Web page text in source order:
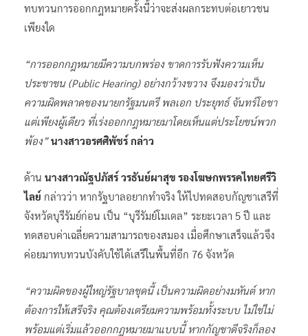
ทบทวนการออกกฎหมายครั้งนี้ว่าจะส่งผลกระทบต่อเยาวชน
เพียงใด
“การออกกฎหมายมีความบกพร่อง ขาดการรับฟังความเห็น
ประชาชน (Public Hearing) อย่างกว้างขวาง จึงมองว่าเป็น
ความผิดพลาดของนายกรัฐมนตรี พลเอก ประยุทธ์ จันทร์โอชา
แต่เพียงผู้เดียว ที่เร่งออกกฎหมายมาโดยเห็นแต่ประโยชน์พวก
พ้อง” นางสาวอรศศิพัชร์ กล่าว
ด้าน นางสาวณัฐปภัสร์ วรธันย์ผาสุข รองโฆษกพรรคไทยศรีวิ
ไลย์ กล่าวว่า หากรัฐบาลอยากทำจริง ให้ไปทดสอบกัญชาเสรีที่
จังหวัดบุรีรัมย์ก่อน เป็น “บุรีรัมย์โมเดล” ระยะเวลา 5 ปี และ
ทดสอบค่าเฉลี่ยความสามารถของสมอง เมื่อศึกษาเสร็จแล้วจึง
ค่อยมาทบทวนบังคับใช้ได้เสรีในพื้นที่อีก 76 จังหวัด
“ความผิดของผู้ใหญ่รัฐบาลชุดนี้ เป็นความผิดอย่างมหันต์ หาก
ต้องการให้เสรีจริง คุณต้องเตรียมความพร้อมทั้งระบบ ไม่ใช่ไม่
พร้อมแต่เริ่มแล้วออกกฎหมายมาแบบนี้ หากกัญชาดีจริงก็ลอง